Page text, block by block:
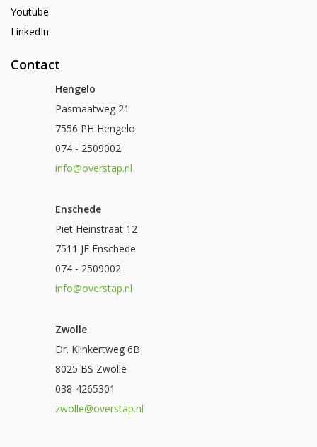
Youtube
LinkedIn
Contact
Hengelo
Pasmaatweg 21
7556 PH Hengelo
074 - 2509002
info@overstap.nl
Enschede
Piet Heinstraat 12
7511 JE Enschede
074 - 2509002
info@overstap.nl
Zwolle
Dr. Klinkertweg 6B
8025 BS Zwolle
038-4265301
zwolle@overstap.nl